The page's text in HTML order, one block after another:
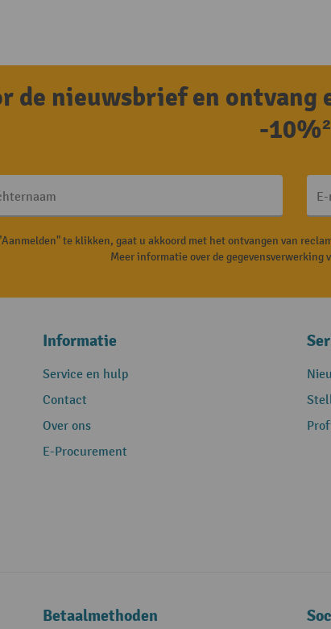
de nieuwsbrief en
-10%²
te klikken, gaat u akkoord met het ontvangen van
Meer informatie over de gegevensverwerking
Informatie
Service en hulp
Contact
Over ons
E-Procurement
Betaalmethoden